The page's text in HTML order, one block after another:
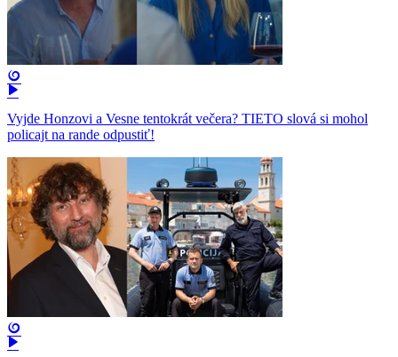
Vyjde Honzovi a Vesne tentokrát večera? TIETO slová si mohol
policajt na rande odpustiť!